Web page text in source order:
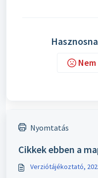
Nem
Nyomtatás
Cikkek ebben a
Verziótájékoztató,